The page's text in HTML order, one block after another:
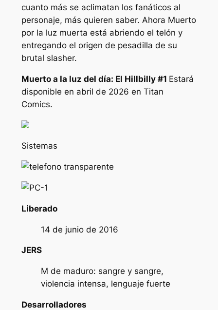
cuanto más se aclimatan los fanáticos al
personaje, más quieren saber. Ahora Muerto
por la luz muerta está abriendo el telón y
entregando el origen de pesadilla de su
brutal slasher.
Muerto a la luz del día: El Hillbilly #1 Estará
disponible en abril de 2026 en Titan
Comics.
Sistemas
Liberado
14 de junio de 2016
JERS
M de maduro: sangre y sangre,
violencia intensa, lenguaje fuerte
Desarrolladores